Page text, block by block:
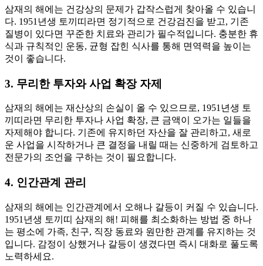
삼재의 해에는 건강상의 문제가 갑작스럽게 찾아올 수 있습니
다. 1951년생 토끼띠라면 정기적으로 건강검진을 받고, 기존
질병이 있다면 꾸준한 치료와 관리가 필수적입니다. 충분한 휴
식과 규칙적인 운동, 균형 잡힌 식사를 통해 면역력을 높이는
것이 좋습니다.
3. 무리한 투자와 사업 확장 자제
삼재의 해에는 재산상의 손실이 올 수 있으므로, 1951년생 토
끼띠라면 무리한 투자나 사업 확장, 큰 금액이 오가는 일들을
자제해야 합니다. 기존에 유지하던 자산을 잘 관리하고, 새로
운 사업을 시작하거나 큰 결정을 내릴 때는 신중하게 검토하고
전문가의 조언을 구하는 것이 필요합니다.
4. 인간관계 관리
삼재의 해에는 인간관계에서 오해나 갈등이 커질 수 있습니다.
1951년생 토끼띠 삼재의 해! 피해를 최소화하는 방법 중 하나
는 평소에 가족, 친구, 직장 동료와 원만한 관계를 유지하는 것
입니다. 감정이 상했거나 갈등이 생겼다면 즉시 대화로 풀도록
노력하세요.